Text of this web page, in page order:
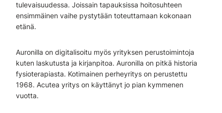
tulevaisuudessa. Joissain tapauksissa hoitosuhteen
ensimmäinen vaihe pystytään toteuttamaan kokonaan
etänä.
Auronilla on digitalisoitu myös yrityksen perustoimintoja
kuten laskutusta ja kirjanpitoa. Auronilla on pitkä historia
fysioterapiasta. Kotimainen perheyritys on perustettu
1968. Acutea yritys on käyttänyt jo pian kymmenen
vuotta.